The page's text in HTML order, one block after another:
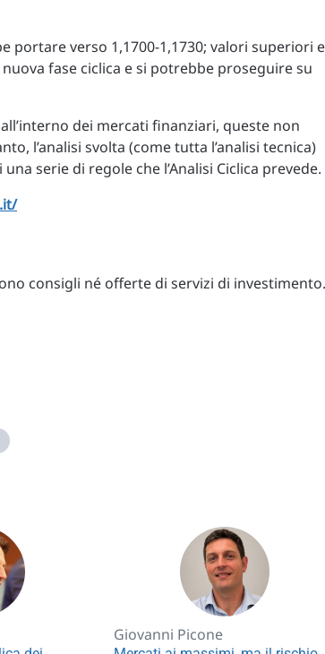
verso 1,1700-1,1730; valori superiori e
fase ciclica e si potrebbe proseguire su
dei mercati finanziari, queste non
l’analisi svolta (come tutta l’analisi tecnica)
serie di regole che l’Analisi Ciclica prevede.
consigli né offerte di servizi di investimento.
Giovanni Picone